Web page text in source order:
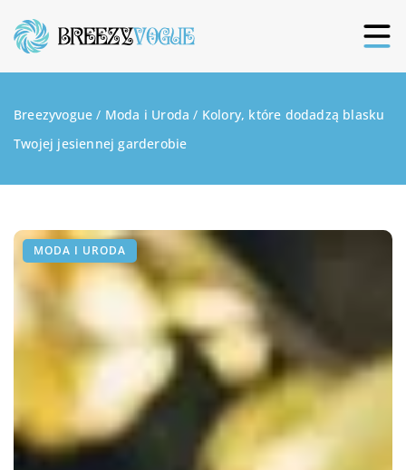
Breezyvogue / Moda i Uroda / Kolory, które dodadzą blasku
Twojej jesiennej garderobie
MODA I URODA